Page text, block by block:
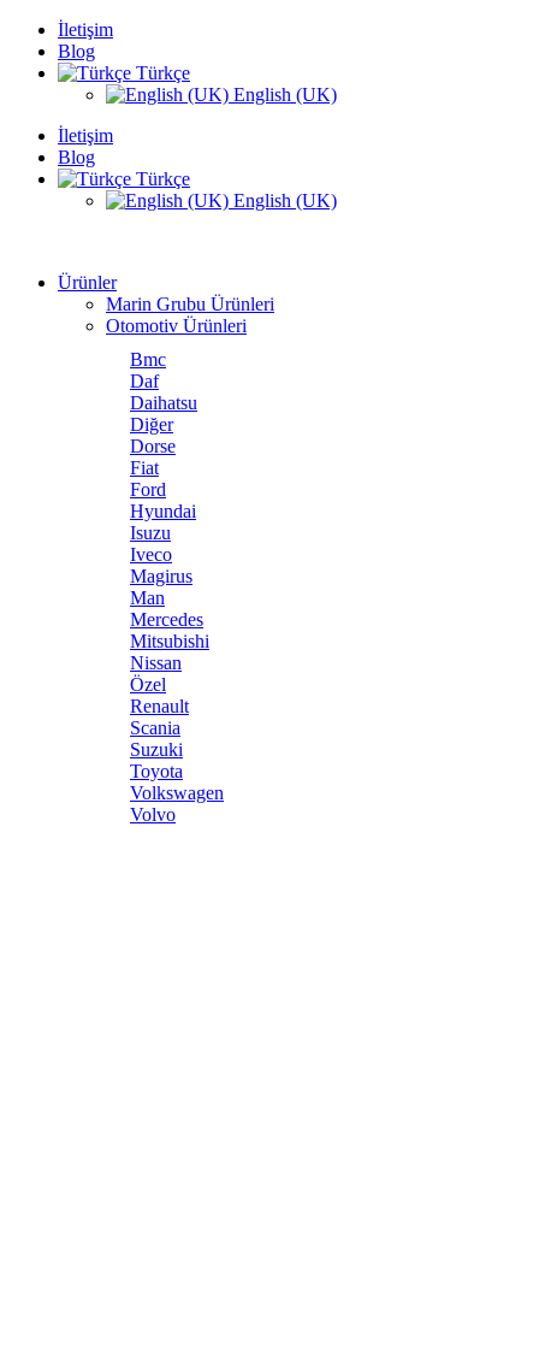
İletişim
Blog
Türkçe
English (UK)
İletişim
Blog
Türkçe
English (UK)
Ürünler
Marin Grubu Ürünleri
Otomotiv Ürünleri
Bmc
Daf
Daihatsu
Diğer
Dorse
Fiat
Ford
Hyundai
Isuzu
Iveco
Magirus
Man
Mercedes
Mitsubishi
Nissan
Özel
Renault
Scania
Suzuki
Toyota
Volkswagen
Volvo